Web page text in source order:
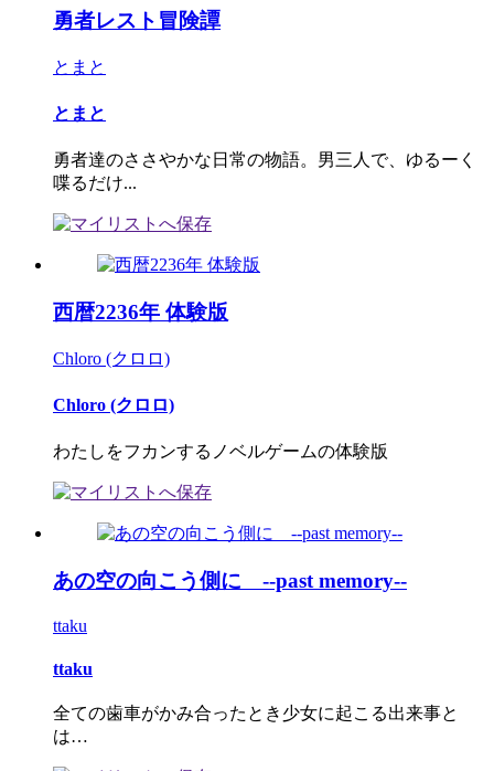
勇者レスト冒険譚
とまと
とまと
勇者達のささやかな日常の物語。男三人で、ゆるーく
喋るだけ...
西暦2236年 体験版
Chloro (クロロ)
Chloro (クロロ)
わたしをフカンするノベルゲームの体験版
あの空の向こう側に --past memory--
ttaku
ttaku
全ての歯車がかみ合ったとき少女に起こる出来事と
は…